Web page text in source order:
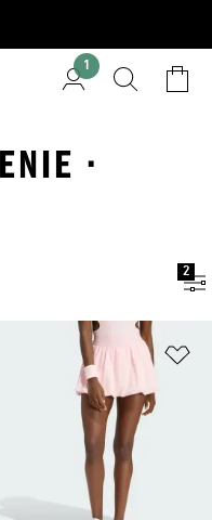
1
·
2
do listy życzeń